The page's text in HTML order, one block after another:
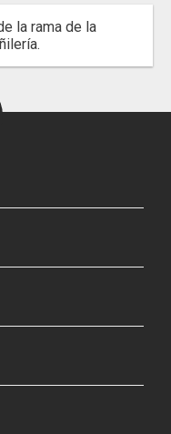
la rama de la